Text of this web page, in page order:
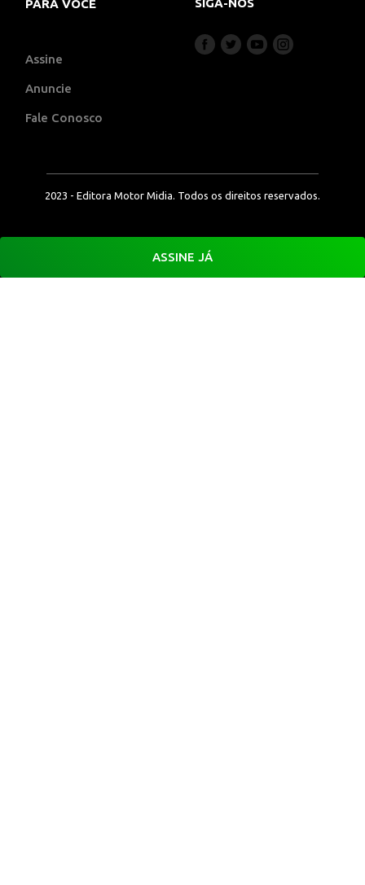
PARA VOCÊ
Assine
Anuncie
Fale Conosco
SIGA-NOS
2023 - Editora Motor Midia. Todos os direitos reservados.
ASSINE JÁ